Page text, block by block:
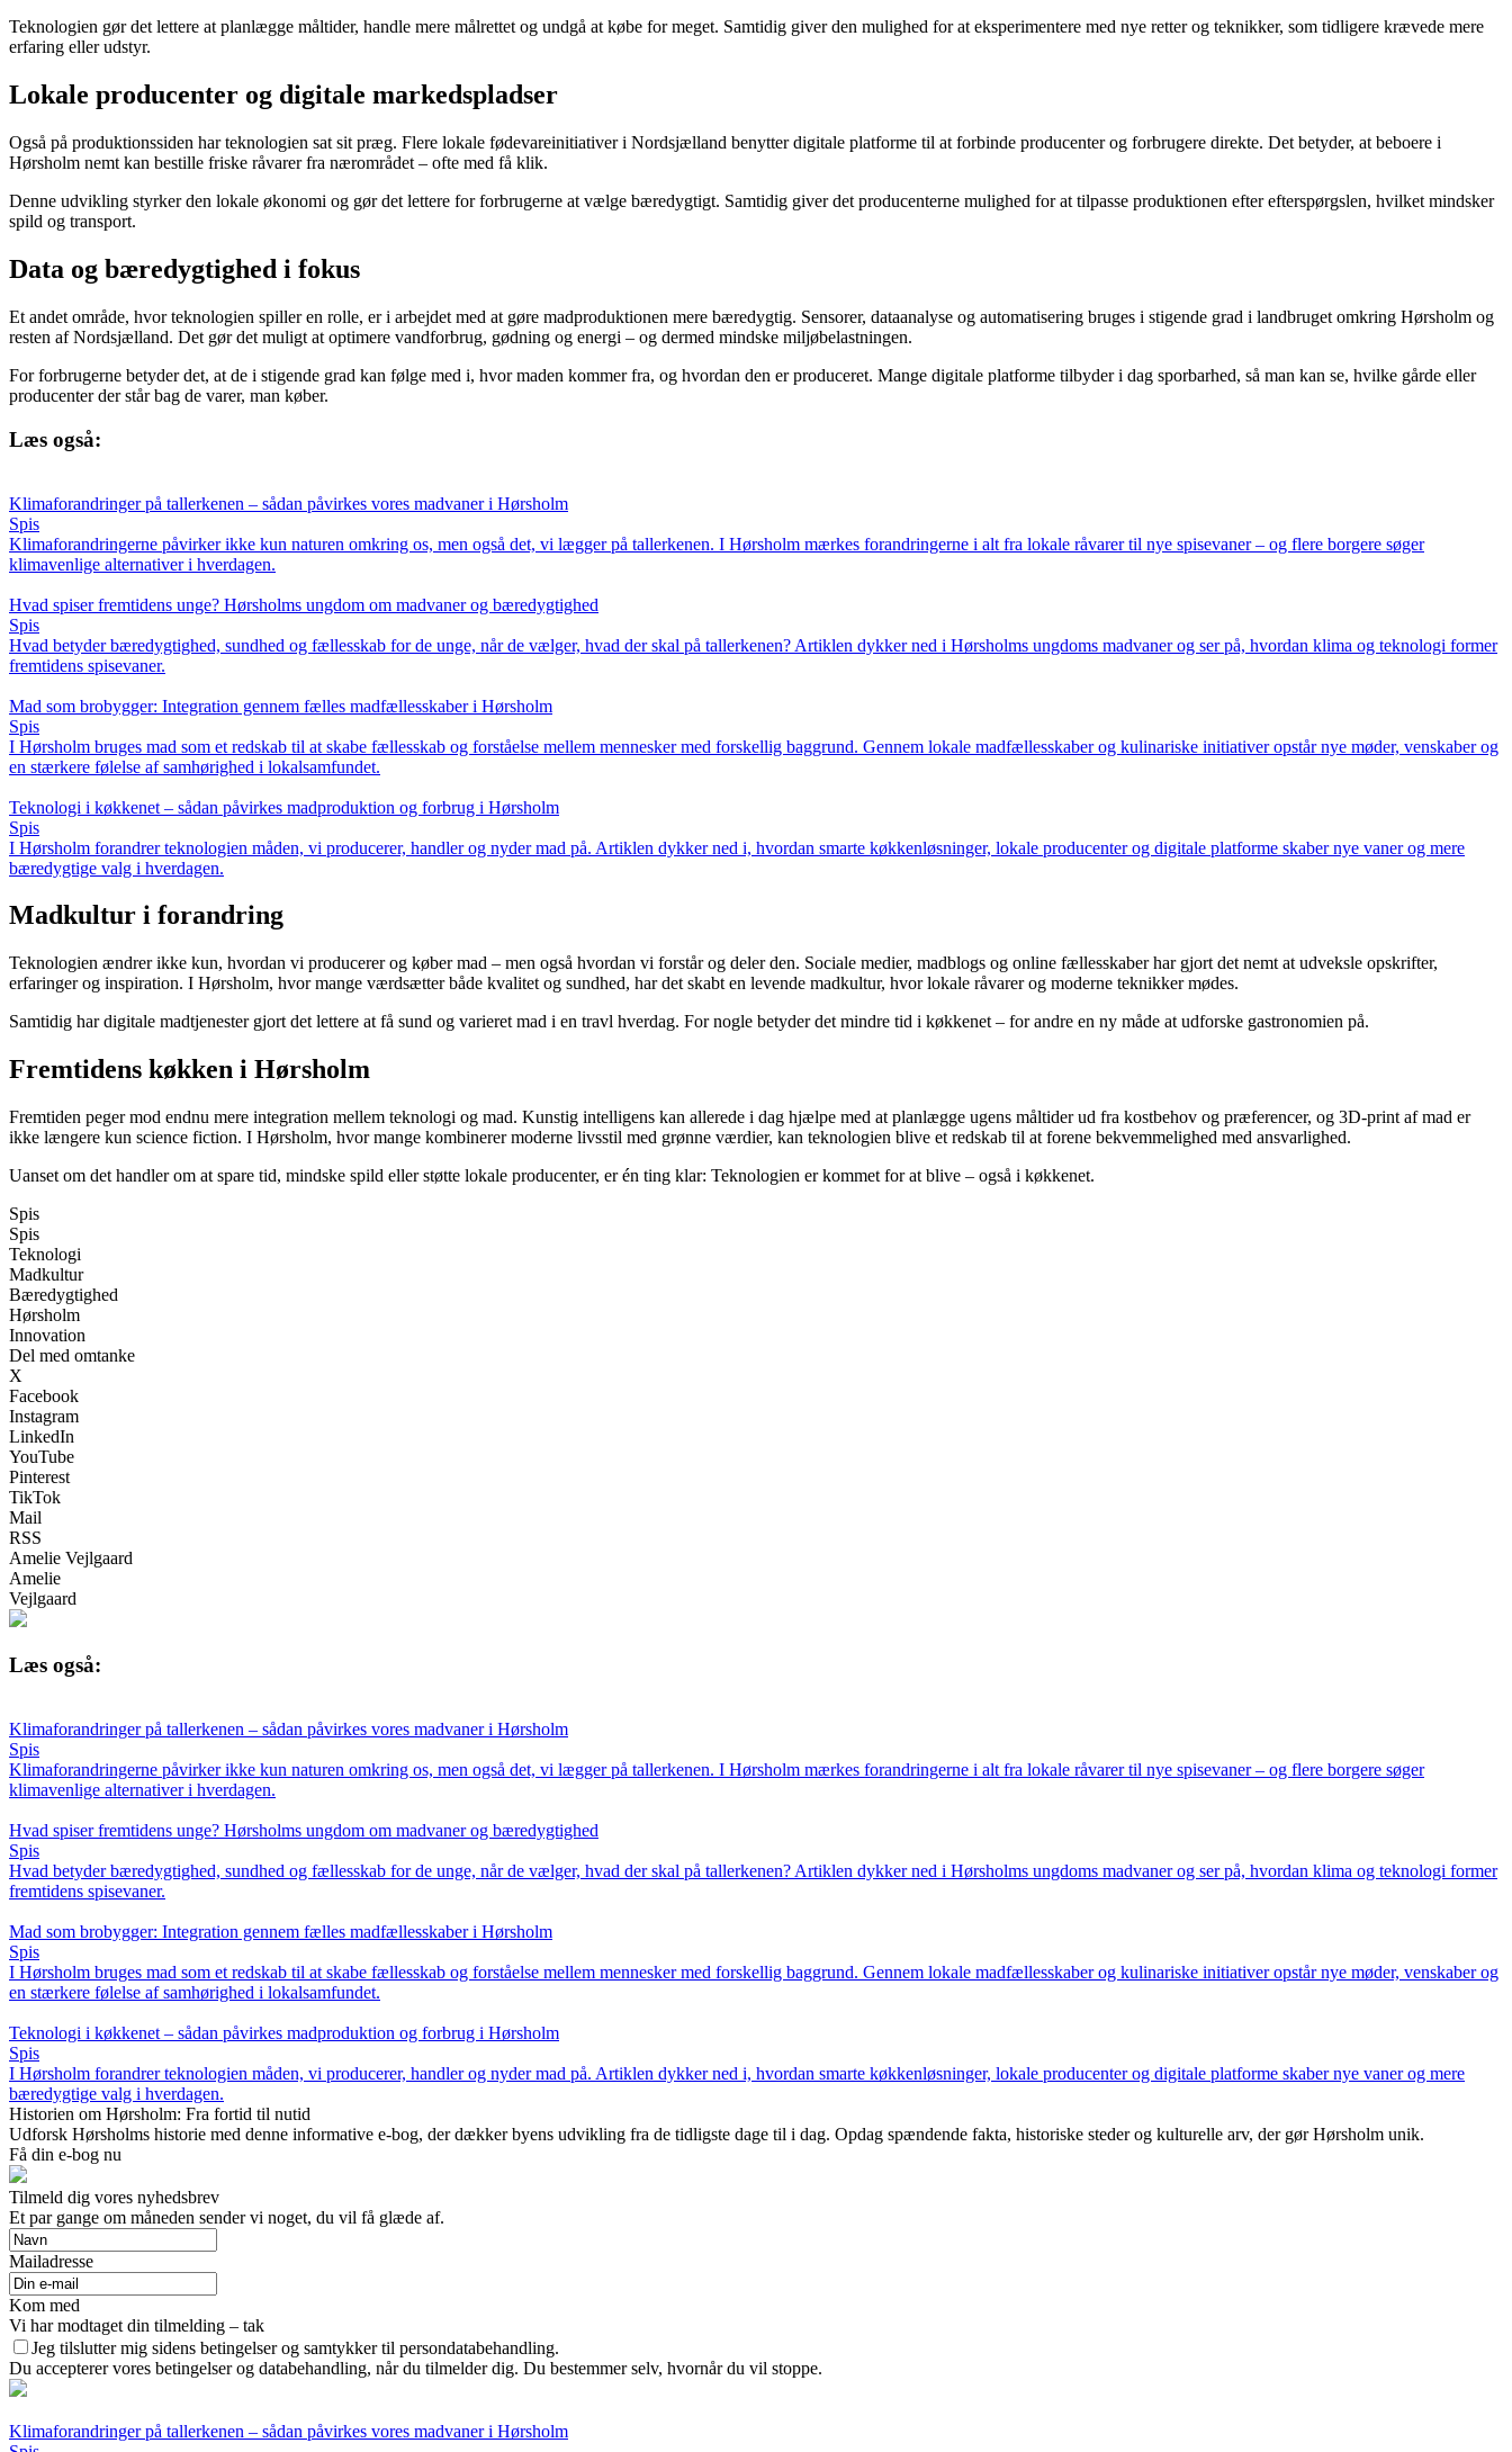
Teknologien gør det lettere at planlægge måltider, handle mere målrettet og undgå at købe for meget. Samtidig giver den mulighed for at eksperimentere med nye retter og teknikker, som tidligere krævede mere
erfaring eller udstyr.
Lokale producenter og digitale markedspladser
Også på produktionssiden har teknologien sat sit præg. Flere lokale fødevareinitiativer i Nordsjælland benytter digitale platforme til at forbinde producenter og forbrugere direkte. Det betyder, at beboere i
Hørsholm nemt kan bestille friske råvarer fra nærområdet – ofte med få klik.
Denne udvikling styrker den lokale økonomi og gør det lettere for forbrugerne at vælge bæredygtigt. Samtidig giver det producenterne mulighed for at tilpasse produktionen efter efterspørgslen, hvilket mindsker
spild og transport.
Data og bæredygtighed i fokus
Et andet område, hvor teknologien spiller en rolle, er i arbejdet med at gøre madproduktionen mere bæredygtig. Sensorer, dataanalyse og automatisering bruges i stigende grad i landbruget omkring Hørsholm og
resten af Nordsjælland. Det gør det muligt at optimere vandforbrug, gødning og energi – og dermed mindske miljøbelastningen.
For forbrugerne betyder det, at de i stigende grad kan følge med i, hvor maden kommer fra, og hvordan den er produceret. Mange digitale platforme tilbyder i dag sporbarhed, så man kan se, hvilke gårde eller
producenter der står bag de varer, man køber.
Læs også:
Klimaforandringer på tallerkenen – sådan påvirkes vores madvaner i Hørsholm
Spis
Klimaforandringerne påvirker ikke kun naturen omkring os, men også det, vi lægger på tallerkenen. I Hørsholm mærkes forandringerne i alt fra lokale råvarer til nye spisevaner – og flere borgere søger
klimavenlige alternativer i hverdagen.
Hvad spiser fremtidens unge? Hørsholms ungdom om madvaner og bæredygtighed
Spis
Hvad betyder bæredygtighed, sundhed og fællesskab for de unge, når de vælger, hvad der skal på tallerkenen? Artiklen dykker ned i Hørsholms ungdoms madvaner og ser på, hvordan klima og teknologi former
fremtidens spisevaner.
Mad som brobygger: Integration gennem fælles madfællesskaber i Hørsholm
Spis
I Hørsholm bruges mad som et redskab til at skabe fællesskab og forståelse mellem mennesker med forskellig baggrund. Gennem lokale madfællesskaber og kulinariske initiativer opstår nye møder, venskaber og
en stærkere følelse af samhørighed i lokalsamfundet.
Teknologi i køkkenet – sådan påvirkes madproduktion og forbrug i Hørsholm
Spis
I Hørsholm forandrer teknologien måden, vi producerer, handler og nyder mad på. Artiklen dykker ned i, hvordan smarte køkkenløsninger, lokale producenter og digitale platforme skaber nye vaner og mere
bæredygtige valg i hverdagen.
Madkultur i forandring
Teknologien ændrer ikke kun, hvordan vi producerer og køber mad – men også hvordan vi forstår og deler den. Sociale medier, madblogs og online fællesskaber har gjort det nemt at udveksle opskrifter,
erfaringer og inspiration. I Hørsholm, hvor mange værdsætter både kvalitet og sundhed, har det skabt en levende madkultur, hvor lokale råvarer og moderne teknikker mødes.
Samtidig har digitale madtjenester gjort det lettere at få sund og varieret mad i en travl hverdag. For nogle betyder det mindre tid i køkkenet – for andre en ny måde at udforske gastronomien på.
Fremtidens køkken i Hørsholm
Fremtiden peger mod endnu mere integration mellem teknologi og mad. Kunstig intelligens kan allerede i dag hjælpe med at planlægge ugens måltider ud fra kostbehov og præferencer, og 3D-print af mad er
ikke længere kun science fiction. I Hørsholm, hvor mange kombinerer moderne livsstil med grønne værdier, kan teknologien blive et redskab til at forene bekvemmelighed med ansvarlighed.
Uanset om det handler om at spare tid, mindske spild eller støtte lokale producenter, er én ting klar: Teknologien er kommet for at blive – også i køkkenet.
Spis
Spis
Teknologi
Madkultur
Bæredygtighed
Hørsholm
Innovation
Del med omtanke
X
Facebook
Instagram
LinkedIn
YouTube
Pinterest
TikTok
Mail
RSS
Amelie Vejlgaard
Amelie
Vejlgaard
Læs også:
Klimaforandringer på tallerkenen – sådan påvirkes vores madvaner i Hørsholm
Spis
Klimaforandringerne påvirker ikke kun naturen omkring os, men også det, vi lægger på tallerkenen. I Hørsholm mærkes forandringerne i alt fra lokale råvarer til nye spisevaner – og flere borgere søger
klimavenlige alternativer i hverdagen.
Hvad spiser fremtidens unge? Hørsholms ungdom om madvaner og bæredygtighed
Spis
Hvad betyder bæredygtighed, sundhed og fællesskab for de unge, når de vælger, hvad der skal på tallerkenen? Artiklen dykker ned i Hørsholms ungdoms madvaner og ser på, hvordan klima og teknologi former
fremtidens spisevaner.
Mad som brobygger: Integration gennem fælles madfællesskaber i Hørsholm
Spis
I Hørsholm bruges mad som et redskab til at skabe fællesskab og forståelse mellem mennesker med forskellig baggrund. Gennem lokale madfællesskaber og kulinariske initiativer opstår nye møder, venskaber og
en stærkere følelse af samhørighed i lokalsamfundet.
Teknologi i køkkenet – sådan påvirkes madproduktion og forbrug i Hørsholm
Spis
I Hørsholm forandrer teknologien måden, vi producerer, handler og nyder mad på. Artiklen dykker ned i, hvordan smarte køkkenløsninger, lokale producenter og digitale platforme skaber nye vaner og mere
bæredygtige valg i hverdagen.
Historien om Hørsholm: Fra fortid til nutid
Udforsk Hørsholms historie med denne informative e-bog, der dækker byens udvikling fra de tidligste dage til i dag. Opdag spændende fakta, historiske steder og kulturelle arv, der gør Hørsholm unik.
Få din e-bog nu
Tilmeld dig vores nyhedsbrev
Et par gange om måneden sender vi noget, du vil få glæde af.
Mailadresse
Kom med
Vi har modtaget din tilmelding – tak
Jeg tilslutter mig sidens betingelser og samtykker til persondatabehandling.
Du accepterer vores betingelser og databehandling, når du tilmelder dig. Du bestemmer selv, hvornår du vil stoppe.
Klimaforandringer på tallerkenen – sådan påvirkes vores madvaner i Hørsholm